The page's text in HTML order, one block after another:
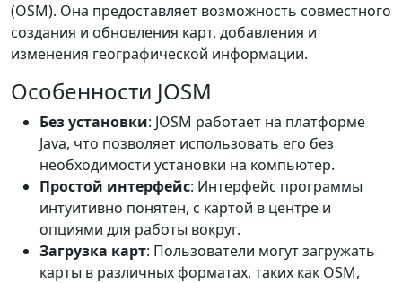
(OSM). Она предоставляет возможность совместного
создания и обновления карт, добавления и
изменения географической информации.
Особенности JOSM
Без установки: JOSM работает на платформе
Java, что позволяет использовать его без
необходимости установки на компьютер.
Простой интерфейс: Интерфейс программы
интуитивно понятен, с картой в центре и
опциями для работы вокруг.
Загрузка карт: Пользователи могут загружать
карты в различных форматах, таких как OSM,